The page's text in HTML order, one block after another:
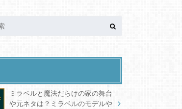
ミラベルと魔法だらけの家の舞台
や元ネタは？ミラベルのモデルや